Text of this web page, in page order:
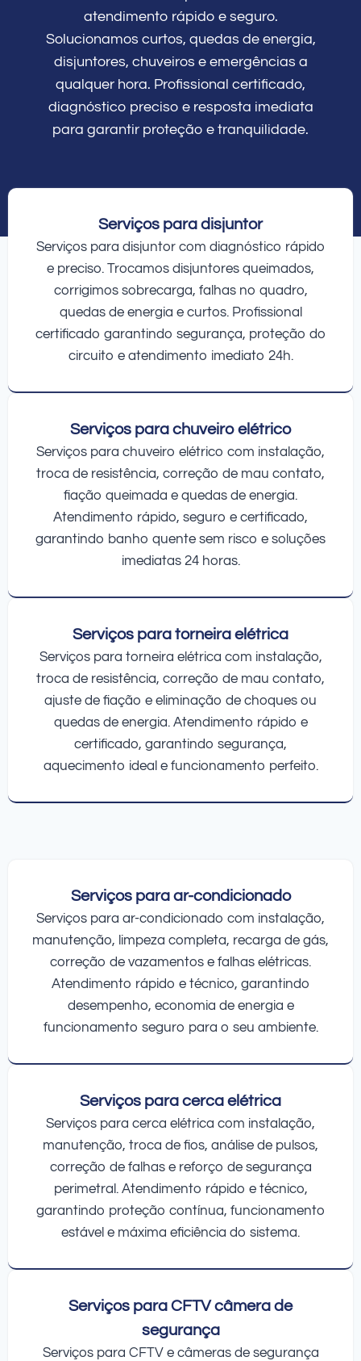
atendimento rápido e seguro.
Solucionamos curtos, quedas de energia,
disjuntores, chuveiros e emergências a
qualquer hora. Profissional certificado,
diagnóstico preciso e resposta imediata
para garantir proteção e tranquilidade.
Serviços para disjuntor
Serviços para disjuntor com diagnóstico rápido
e preciso. Trocamos disjuntores queimados,
corrigimos sobrecarga, falhas no quadro,
quedas de energia e curtos. Profissional
certificado garantindo segurança, proteção do
circuito e atendimento imediato 24h.
Serviços para chuveiro elétrico
Serviços para chuveiro elétrico com instalação,
troca de resistência, correção de mau contato,
fiação queimada e quedas de energia.
Atendimento rápido, seguro e certificado,
garantindo banho quente sem risco e soluções
imediatas 24 horas.
Serviços para torneira elétrica
Serviços para torneira elétrica com instalação,
troca de resistência, correção de mau contato,
ajuste de fiação e eliminação de choques ou
quedas de energia. Atendimento rápido e
certificado, garantindo segurança,
aquecimento ideal e funcionamento perfeito.
Serviços para ar-condicionado
Serviços para ar-condicionado com instalação,
manutenção, limpeza completa, recarga de gás,
correção de vazamentos e falhas elétricas.
Atendimento rápido e técnico, garantindo
desempenho, economia de energia e
funcionamento seguro para o seu ambiente.
Serviços para cerca elétrica
Serviços para cerca elétrica com instalação,
manutenção, troca de fios, análise de pulsos,
correção de falhas e reforço de segurança
perimetral. Atendimento rápido e técnico,
garantindo proteção contínua, funcionamento
estável e máxima eficiência do sistema.
Serviços para CFTV câmera de
segurança
Serviços para CFTV e câmeras de segurança